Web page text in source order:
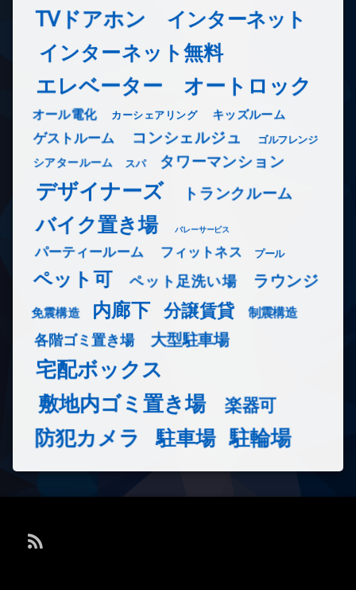
TVドアホン インターネット
インターネット無料
エレベーター オートロック
オール電化 カーシェアリング キッズルーム
ゲストルーム コンシェルジュ ゴルフレンジ
シアタールーム スパ タワーマンション
デザイナーズ トランクルーム
バイク置き場 バレーサービス
パーティールーム フィットネス プール
ペット可 ペット足洗い場 ラウンジ
免震構造 内廊下 分譲賃貸 制震構造
各階ゴミ置き場 大型駐車場
宅配ボックス
敷地内ゴミ置き場
楽器可
防犯カメラ 駐車場 駐輪場
RSS